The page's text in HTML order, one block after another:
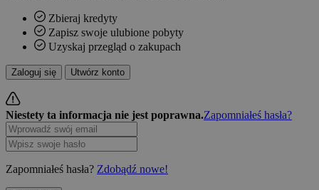
Zbieraj kredyty
Zapisz swoje ulubione pobyty
Uzyskaj przegląd o zakupach
Zaloguj się Utwórz konto
Niestety ta informacja nie jest poprawna.Zapomniałeś hasła?
Zapomniałeś hasła? Zdobądź nowe!